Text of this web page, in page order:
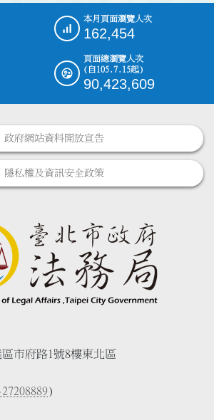
本月頁面瀏覽人次
162,454
頁面總瀏覽人次
(自105.7.15起)
90,423,609
政府網站資料開放宣告
隱私權及資訊安全政策
市府路1號8樓東北區
)